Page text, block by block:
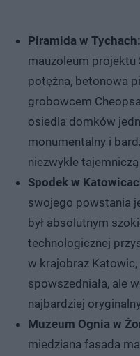
Piramida w Tychach:
mauzoleum projektu
potężna, betonowa
grobowcem
osiedla domków
monumentalny i
niezwykle tajemniczą
Spodek w
swojego powstania
był absolutnym
technologicznej
w krajobraz
spowszedniała, ale
najbardziej
Muzeum Ognia w
miedziana fasada